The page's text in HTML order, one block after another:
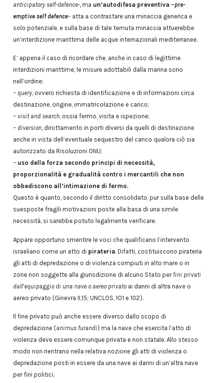
anticipatory self-defence-, ma un’autodifesa preventiva –pre-
emptive self defence– atta a contrastare una minaccia generica e
solo potenziale, e sulla base di tale temuta minaccia attuerebbe
un’interdizione marittima delle acque internazionali mediterranee.
E’ appena il caso di ricordare che, anche in caso di legittime
interdizioni marittime, le misure adottabili dalla marina sono
nell’ordine:
– query, ovvero richiesta di identificazione e di informazioni circa
destinazione, origine, immatricolazione e carico;
– visit and search, ossia fermo, visita e ispezione;
– diversion, dirottamento in porti diversi da quelli di destinazione
anche in vista dell’eventuale sequestro del carico qualora ciò sia
autorizzato da Risoluzioni ONU;
– uso della forza secondo principi di necessità,
proporzionalità e gradualità contro i mercantili che non
obbediscono all’intimazione di fermo.
Questo è quanto, secondo il diritto consolidato, pur sulla base delle
suesposte fragili motivazioni poste alla basa di una simile
necessità, si sarebbe potuto legalmente verificare.
Appare opportuno smentire le voci che qualificano l’intervento
israeliano come un atto di pirateria. Difatti, costituiscono pirateria
gli atti di depredazione o di violenza compiuti in alto mare o in
zone non soggette alla giurisdizione di alcuno Stato per fini privati
dall’equipaggio di una nave o aereo privato ai danni di altra nave o
aereo privato (Ginevra II,15; UNCLOS, 1O1 e 102).
Il fine privato può anche essere diverso dallo scopo di
depredazione (animus furandi) ma la nave che esercita l’atto di
violenza deve essere comunque privata e non statale. Allo stesso
modo non rientrano nella relativa nozione gli atti di violenza o
depredazione posti in essere da una nave ai danni di un’altra nave
per fini politici.